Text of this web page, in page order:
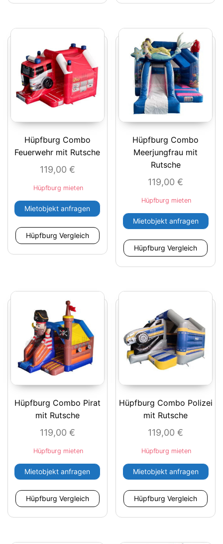
Hüpfburg Combo
Feuerwehr mit Rutsche
119,00 €
Hüpfburg mieten
Mietobjekt anfragen
Hüpfburg Vergleich
Hüpfburg Combo
Meerjungfrau mit
Rutsche
119,00€
Hüpfburg mieten
Mietobjekt anfragen
Hüpfburg Vergleich
Hüpfburg Combo Pirat
mit Rutsche
119,00 €
Hüpfburg mieten
Mietobjekt anfragen
Hüpfburg Vergleich
Hüpfburg Combo Polizei
mit Rutsche
119,00€
Hüpfburg mieten
Mietobjekt anfragen
Hüpfburg Vergleich